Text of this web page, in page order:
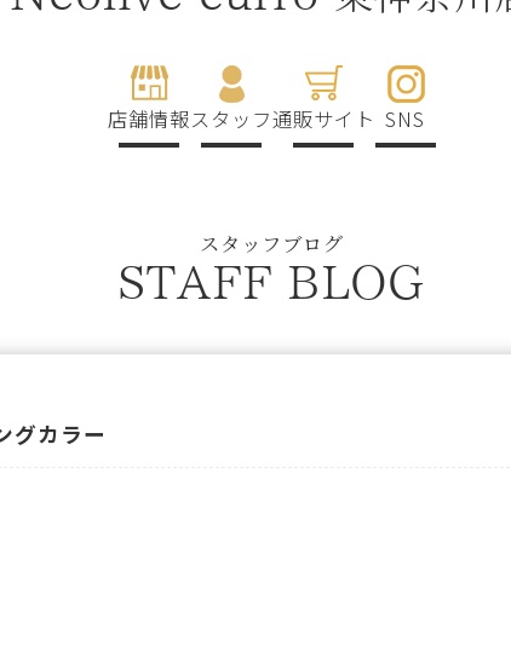
店舗情報スタッフ通販サイト SNS
スタッフブログ
STAFF BLOG
グカラー